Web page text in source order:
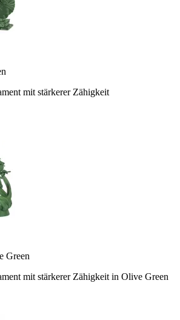
mit stärkerer Zähigkeit
Green
mit stärkerer Zähigkeit in Olive Green